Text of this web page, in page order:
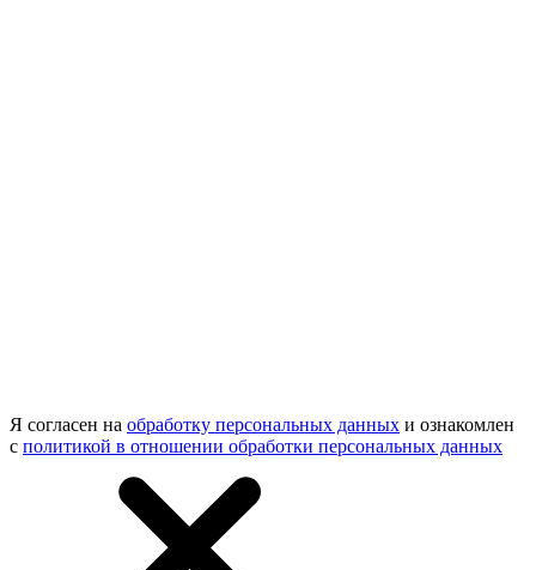
Я согласен на обработку персональных данных и ознакомлен
с политикой в отношении обработки персональных данных